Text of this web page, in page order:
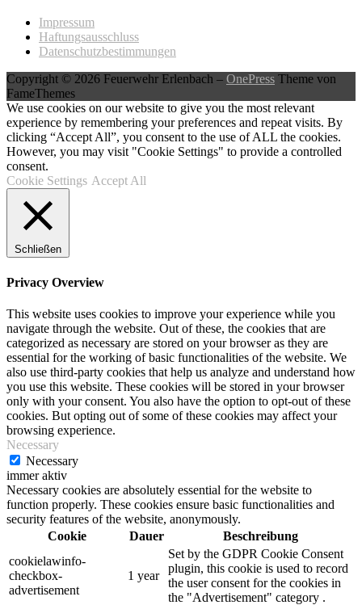
Impressum
Haftungsausschluss
Datenschutzbestimmungen
Copyright © 2026 Feuerwehr Erlenbach – OnePress Theme von
FameThemes
We use cookies on our website to give you the most relevant
experience by remembering your preferences and repeat visits. By
clicking “Accept All”, you consent to the use of ALL the cookies.
However, you may visit "Cookie Settings" to provide a controlled
consent.
Cookie Settings Accept All
Schließen
Privacy Overview
This website uses cookies to improve your experience while you
navigate through the website. Out of these, the cookies that are
categorized as necessary are stored on your browser as they are
essential for the working of basic functionalities of the website. We
also use third-party cookies that help us analyze and understand how
you use this website. These cookies will be stored in your browser
only with your consent. You also have the option to opt-out of these
cookies. But opting out of some of these cookies may affect your
browsing experience.
Necessary
Necessary
immer aktiv
Necessary cookies are absolutely essential for the website to
function properly. These cookies ensure basic functionalities and
security features of the website, anonymously.
Cookie
Dauer
Beschreibung
cookielawinfo-
checkbox-
advertisement
1 year
Set by the GDPR Cookie Consent
plugin, this cookie is used to record
the user consent for the cookies in
the "Advertisement" category .